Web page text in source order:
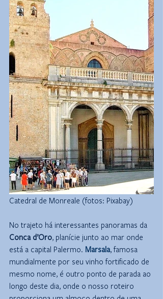
Catedral de Monreale (fotos: Pixabay)
No trajeto há interessantes panoramas da
Conca d’Oro, planície junto ao mar onde
está a capital Palermo. Marsala, famosa
mundialmente por seu vinho fortificado de
mesmo nome, é outro ponto de parada ao
longo deste dia, onde o nosso roteiro